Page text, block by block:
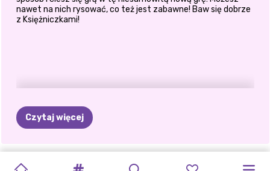
nawet na nich rysować, co też jest zabawne! Baw się dobrze
z Księżniczkami!
Czytaj więcej
ESTETYKA
KSIĘŻNICZKA ZAUROCZENIE
ROCKOWE KSIĘŻNICZKA MÓJ